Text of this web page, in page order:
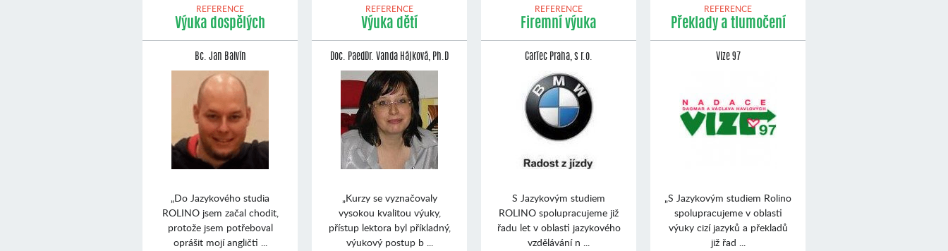
REFERENCE
Výuka dospělých
Bc. Jan Balvín
„Do Jazykového studia
ROLINO jsem začal chodit,
protože jsem potřeboval
oprášit mojí angličti ...
REFERENCE
Výuka dětí
Doc. PaedDr. Vanda Hájková, Ph.D
„Kurzy se vyznačovaly
vysokou kvalitou výuky,
přístup lektora byl příkladný,
výukový postup b ...
REFERENCE
Firemní výuka
CarTec Praha, s r.o.
S Jazykovým studiem
ROLINO spolupracujeme již
řadu let v oblasti jazykového
vzdělávání n ...
REFERENCE
Překlady a tlumočení
Vize 97
„S Jazykovým studiem Rolino
spolupracujeme v oblasti
výuky cizí jazyků a překladů
již řad ...